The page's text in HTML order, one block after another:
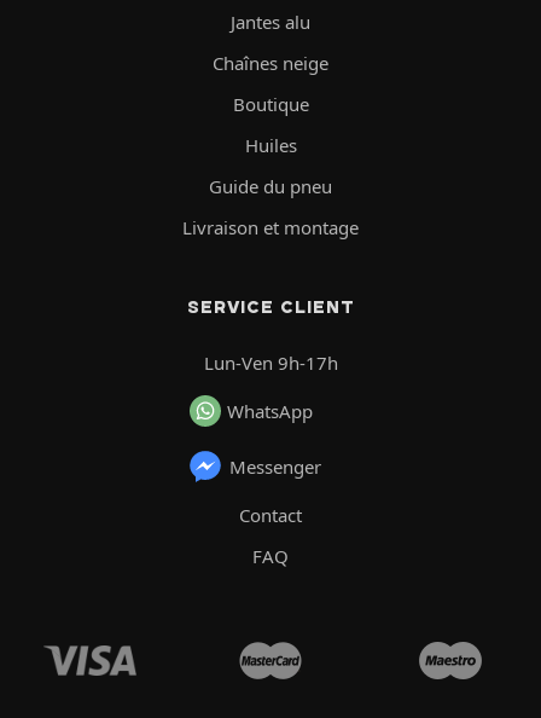
Jantes alu
Chaînes neige
Boutique
Huiles
Guide du pneu
Livraison et montage
SERVICE CLIENT
Lun-Ven 9h-17h
WhatsApp
Messenger
Contact
FAQ